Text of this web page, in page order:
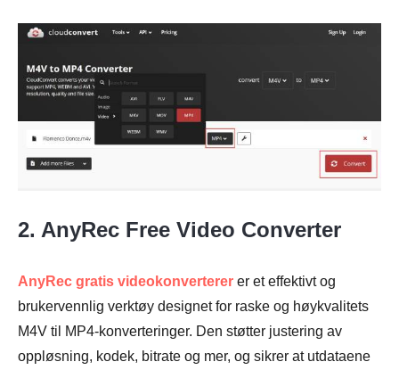
2. AnyRec Free Video Converter
AnyRec gratis videokonverterer er et effektivt og
brukervennlig verktøy designet for raske og høykvalitets
M4V til MP4-konverteringer. Den støtter justering av
oppløsning, kodek, bitrate og mer, og sikrer at utdataene